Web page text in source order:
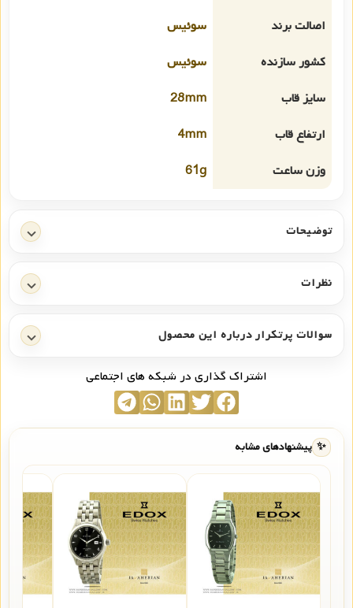
اصالت برند
سوئیس
کشور سازنده
سوئیس
سایز قاب
28mm
ارتفاع قاب
4mm
وزن ساعت
61g
توضیحات
نظرات
سوالات پرتکرار درباره این محصول
اشتراک گذاری در شبکه های اجتماعی
✨ پیشنهادهای مشابه